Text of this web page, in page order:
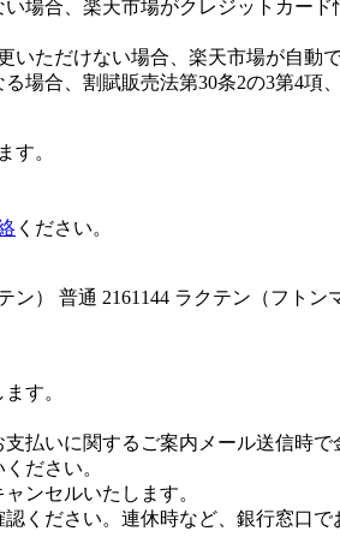
場合、楽天市場がクレジットカー
ただけない場合、楽天市場が自動
場合、割賦販売法第30条2の3第4項
す。
ください。
） 普通 2161144 ラクテン（フトン
す。
払いに関するご案内メール送信時で
ださい。
ンセルいたします。
ください。連休時など、銀行窓口